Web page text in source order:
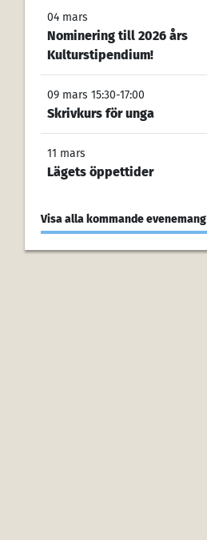
04 mars
Nominering till 2026 års
Kulturstipendium!
09 mars 15:30-17:00
Skrivkurs för unga
11 mars
Lägets öppettider
Visa alla kommande evenemang